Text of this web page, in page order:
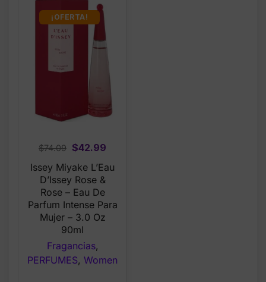
¡OFERTA!
$74.09 Original
price
was:
$74.09.
$42.99
Issey Miyake L’Eau
D’Issey Rose &
Rose – Eau De
Parfum Intense Para
Mujer – 3.0 Oz
90ml
Fragancias,
PERFUMES, Women